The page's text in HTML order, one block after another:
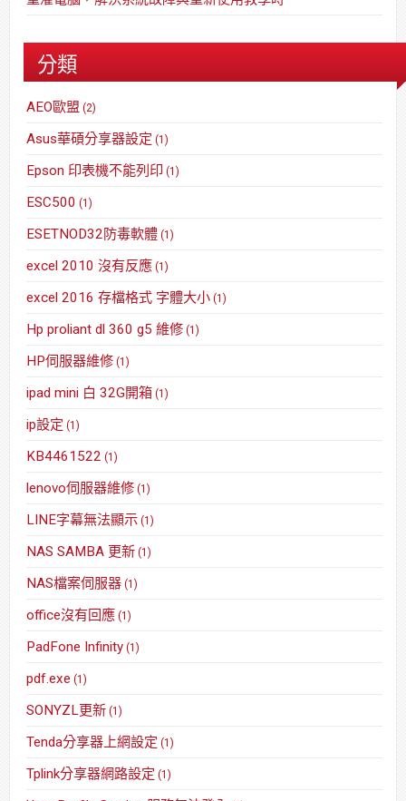
分類
AEO歐盟 (2)
Asus華碩分享器設定 (1)
Epson 印表機不能列印 (1)
ESC500 (1)
ESETNOD32防毒軟體 (1)
excel 2010 沒有反應 (1)
excel 2016 存檔格式 字體大小 (1)
Hp proliant dl 360 g5 維修 (1)
HP伺服器維修 (1)
ipad mini 白 32G開箱 (1)
ip設定 (1)
KB4461522 (1)
lenovo伺服器維修 (1)
LINE字幕無法顯示 (1)
NAS SAMBA 更新 (1)
NAS檔案伺服器 (1)
office沒有回應 (1)
PadFone Infinity (1)
pdf.exe (1)
SONYZL更新 (1)
Tenda分享器上網設定 (1)
Tplink分享器網路設定 (1)